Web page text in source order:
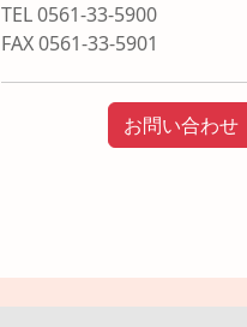
TEL 0561-33-5900
FAX 0561-33-5901
お問い合わせ